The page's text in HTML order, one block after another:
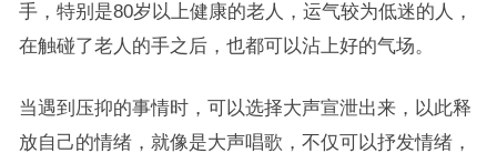
手，特别是80岁以上健康的老人，运气较为低迷的人，
在触碰了老人的手之后，也都可以沾上好的气场。
当遇到压抑的事情时，可以选择大声宣泄出来，以此释
放自己的情绪，就像是大声唱歌，不仅可以抒发情绪，